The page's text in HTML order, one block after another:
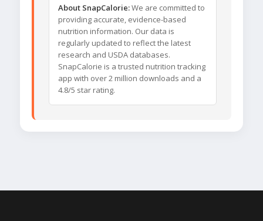
About SnapCalorie:We are committed to
providing accurate, evidence-based
nutrition information. Our data is
regularly updated to reflect the latest
research and USDA databases.
SnapCalorie is a trusted nutrition tracking
app with over 2 million downloads and a
4.8/5 star rating.